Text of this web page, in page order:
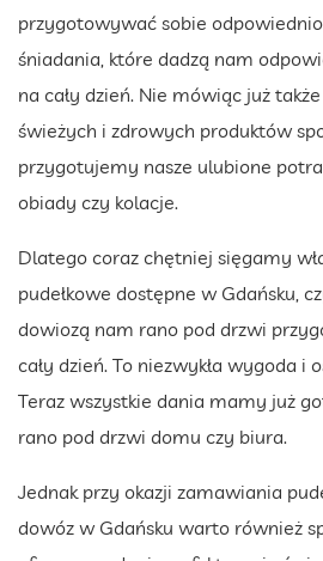
przygotowywać sobie
śniadania, które dadzą nam
na cały dzień. Nie mówiąc już
świeżych i zdrowych produktów
przygotujemy nasze ulubione
obiady czy kolacje.
Dlatego coraz chętniej sięgamy
pudełkowe dostępne w Gdańsku,
dowiozą nam rano pod drzwi
cały dzień. To niezwykła wygoda i
Teraz wszystkie dania mamy już
rano pod drzwi domu czy biura.
Jednak przy okazji zamawiania
dowóz w Gdańsku warto również